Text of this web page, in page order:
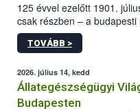
125 évvel ezelőtt 1901.
csak részben – a
állomás a Kis Rókus utca
tervezett új épületébe.
TOVÁBB >
2026. július 14, kedd
Állategészségügyi
Budapesten